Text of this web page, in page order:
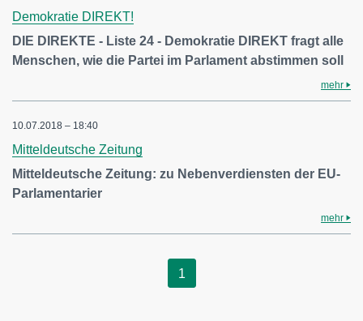
Demokratie DIREKT!
DIE DIREKTE - Liste 24 - Demokratie DIREKT fragt alle
Menschen, wie die Partei im Parlament abstimmen soll
mehr
10.07.2018 – 18:40
Mitteldeutsche Zeitung
Mitteldeutsche Zeitung: zu Nebenverdiensten der EU-
Parlamentarier
mehr
1